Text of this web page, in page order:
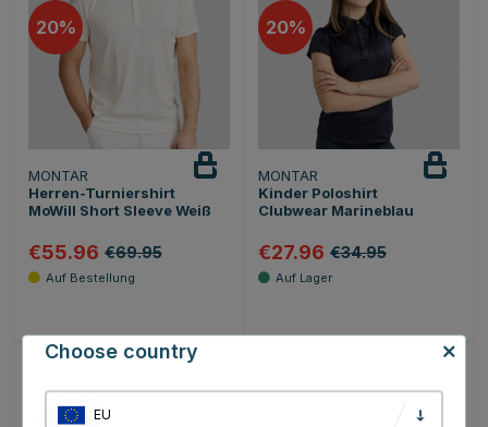
20
MONTAR
Herren-Turniershirt
MoWill Short Sleeve Weiß
€55.96 €69.95
20
MONTAR
Kinder Poloshirt
Clubwear Marineblau
€27.96 €34.95
Choose country
EU